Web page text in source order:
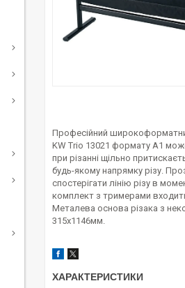
Професійний
KW Trio 13021 формату А1
при різанні щільно
будь-якому напрямку різу.
спостерігати лінію різу в
комплект з тримерами
Металева основа різака з
315х1146мм.
ХАРАКТЕРИСТИКИ